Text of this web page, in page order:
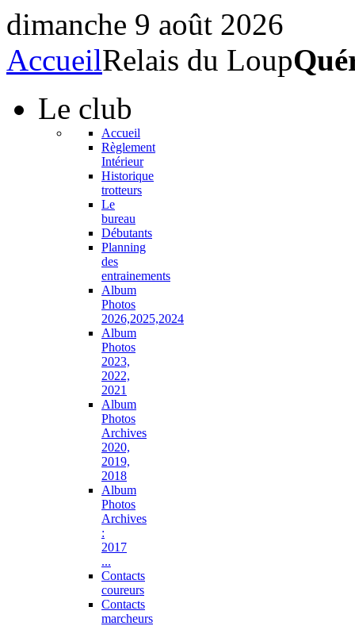
dimanche 9 août 2026
AccueilRelais du Loup
Le club
Accueil
Règlement
Intérieur
Historique
trotteurs
Le
bureau
Débutants
Planning
des
entrainements
Album
Photos
2026,2025,2024
Album
Photos
2023,
2022,
2021
Album
Photos
Archives
2020,
2019,
2018
Album
Photos
Archives
:
2017
...
Contacts
coureurs
Contacts
marcheurs